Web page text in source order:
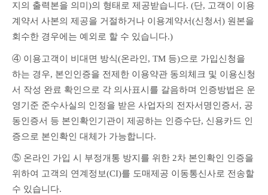
지의 출력본을 의미)의 형태로 제공받습니다. (단, 고객이 이용
계약서 사본의 제공을 거절하거나 이용계약서(신청서) 원본을
회수한 경우에는 예외로 할 수 있습니다.)
④ 이용고객이 비대면 방식(온라인, TM 등)으로 가입신청을
하는 경우, 본인인증을 전제한 이용약관 동의체크 및 이용신청
서 작성 완료 확인으로 각 의사표시를 갈음하며 인증방법은 운
영기준 준수사실의 인정을 받은 사업자의 전자서명인증서, 공
동인증서 등 본인확인기관이 제공하는 인증수단, 신용카드 인
증으로 본인확인 대체가 가능합니다.
⑤ 온라인 가입 시 부정개통 방지를 위한 2차 본인확인 인증을
위하여 고객의 연계정보(CI)를 도매제공 이동통신사로 전송할
수 있습니다.